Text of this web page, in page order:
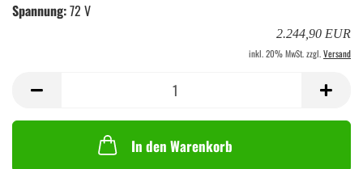
Spannung:72 V
2.244,90 EUR
inkl. 20% MwSt. zzgl.Versand
In den Warenkorb